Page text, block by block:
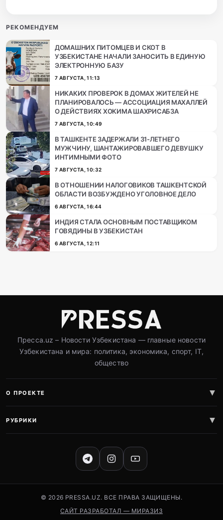
РЕКОМЕНДУЕМ
ДОМАШНИХ ПИТОМЦЕВ И СКОТ В
УЗБЕКИСТАНЕ НАЧАЛИ ЗАНОСИТЬ В ЕДИНУЮ
ЭЛЕКТРОННУЮ БАЗУ
7 АВГУСТА, 11:13
НИКАКИХ ПРОВЕРОК В ДОМАХ ЖИТЕЛЕЙ НЕ
ПЛАНИРОВАЛОСЬ — АССОЦИАЦИЯ МАХАЛЛЕЙ
О ДЕЙСТВИЯХ ХОКИМА ШАХРИСАБЗА
7 АВГУСТА, 10:49
В ТАШКЕНТЕ ЗАДЕРЖАЛИ 31-ЛЕТНЕГО
МУЖЧИНУ, ШАНТАЖИРОВАВШЕГО ДЕВУШКУ
ИНТИМНЫМИ ФОТО
7 АВГУСТА, 10:32
В ОТНОШЕНИИ НАЛОГОВИКОВ ТАШКЕНТСКОЙ
ОБЛАСТИ ВОЗБУЖДЕНО УГОЛОВНОЕ ДЕЛО
6 АВГУСТА, 16:44
ИНДИЯ СТАЛА ОСНОВНЫМ ПОСТАВЩИКОМ
ГОВЯДИНЫ В УЗБЕКИСТАН
6 АВГУСТА, 12:11
Пресса.uz – Новости Узбекистана — главные новости
Узбекистана и мира: политика, экономика, спорт, IT,
общество
О ПРОЕКТЕ
РУБРИКИ
© 2026 PRESSA.UZ. ВСЕ ПРАВА ЗАЩИЩЕНЫ.
САЙТ РАЗРАБОТАЛ — МИРАЗИЗ